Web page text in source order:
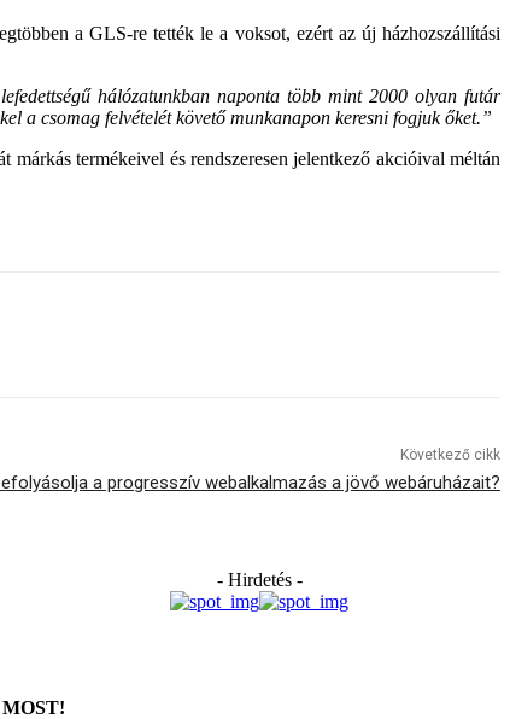
a GLS-re tették le a voksot, ezért az új házhozszállítási
hálózatunkban naponta több mint 2000 olyan futár
a csomag felvételét követő munkanapon keresni fogjuk őket.”
termékeivel és rendszeresen jelentkező akcióival méltán
Következő cikk
a progresszív webalkalmazás a jövő webáruházait?
- Hirdetés -